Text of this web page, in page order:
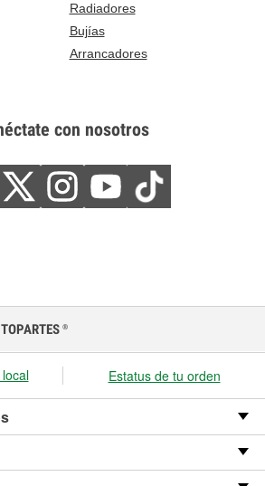
Radiadores
Bujías
Arrancadores
con nosotros
®
Estatus de tu orden